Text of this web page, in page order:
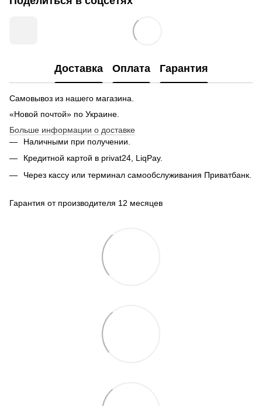
Доставка Оплата Гарантия
Самовывоз из нашего магазина.
«Новой почтой» по Украине.
Больше информации о доставке
Наличными при получении.
Кредитной картой в privat24, LiqPay.
Через кассу или терминал самообслуживания Приватбанк.
Гарантия от производителя 12 месяцев